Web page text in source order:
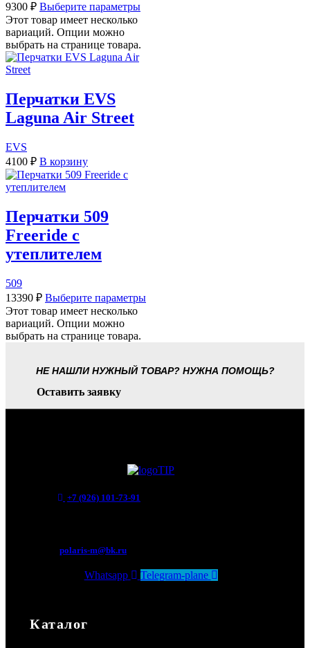
9300 ₽ Выберите параметры
Этот товар имеет несколько
вариаций. Опции можно
выбрать на странице товара.
Перчатки EVS
Laguna Air Street
EVS
4100 ₽ В корзину
Перчатки 509
Freeride с
утеплителем
509
13390 ₽ Выберите параметры
Этот товар имеет несколько
вариаций. Опции можно
выбрать на странице товара.
НЕ НАШЛИ НУЖНЫЙ ТОВАР? НУЖНА ПОМОЩЬ?
Оставить заявку
+7 (926) 101-73-91
polaris-m@bk.ru
Whatsapp Telegram-plane
Каталог